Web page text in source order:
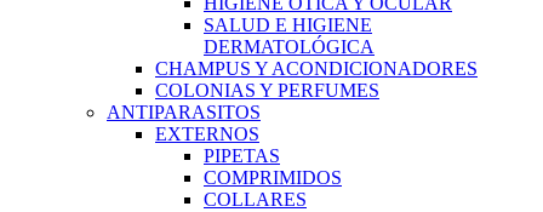
SALUD E HIGIENE
DERMATOLÓGICA
CHAMPUS Y ACONDICIONADORES
COLONIAS Y PERFUMES
ANTIPARASITOS
EXTERNOS
PIPETAS
COMPRIMIDOS
COLLARES